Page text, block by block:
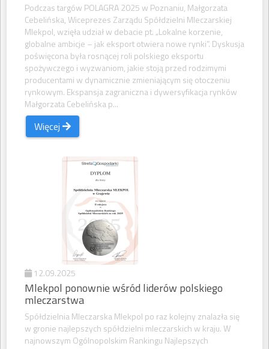
Podczas targów POLAGRA 2025 w Poznaniu, Małgorzata
Cebelińska, Wiceprezes Zarządu Spółdzielni Mleczarskiej
Mlekpol, wzięła udział w debacie pt. „Lokalne korzenie,
globalne ambicje – jak eksport otwiera nowe rynki”. Dyskusja
poświęcona była rosnącej roli polskiego eksportu
spożywczego i wyzwaniom, jakie stoją przed rodzimymi
producentami w dynamicznie zmieniającym się otoczeniu
rynkowym. Ekspansja zagraniczna i dywersyfikacja rynków
Małgorzata Cebelińska p...
Więcej
12.09.2025
Mlekpol ponownie wśród liderów polskiego
mleczarstwa
Spółdzielnia Mleczarska Mlekpol po raz kolejny znalazła się
w gronie najlepszych spółdzielni mleczarskich w kraju. W
najnowszym Ogólnopolskim Rankingu Najlepszych